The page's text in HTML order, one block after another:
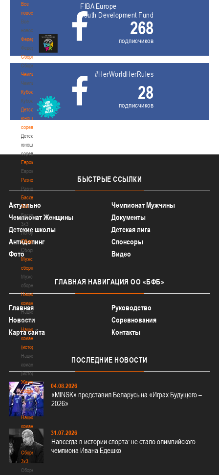
Все
новости
Все
новости
Федерация
Федерация
Сборные
Сборные
Чемпионат
Чемпионат
Кубок
Кубок
Детско-
юношеские
соревнования
Детско-
юношеские
соревнования
Еврокубки
Еврокубки
Разное
Разное
Баскетбол
3х3
Баскетбол
3х3
Лого[modid=121]
Сборные
Сборные
Мужские
сборные
Мужские
сборные
Национальная
команда
Национальная
команда
Национальная
команда
(история)
Национальная
команда
(история)
Женские
сборные
Женские
сборные
Национальная
команда
Национальная
команда
Сборные
3х3
Сборные
FIBA Europe
Youth Development Fund
268
подписчиков
#HerWorldHerRules
28
подписчиков
БЫСТРЫЕ ССЫЛКИ
Актуально
Чемпионат Мужчины
Чемпионат Женщины
Документы
Детские школы
Детская лига
Антидопинг
Спонсоры
Фото
Видео
ГЛАВНАЯ НАВИГАЦИЯ ОО «БФБ»
Главная
Руководство
Новости
Соревнования
Карта сайта
Контакты
ПОСЛЕДНИЕ НОВОСТИ
04.08.2026
«MINSK» представил Беларусь на «Играх Будущего –
2026»
31.07.2026
Навсегда в истории спорта: не стало олимпийского
чемпиона Ивана Едешко